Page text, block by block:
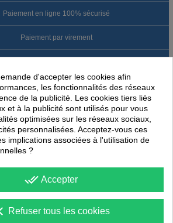
Paiement en ligne 100% sécurisé
Paiement par virement
QUE CES ARTICLES
VOUS INTÉRESSER
- 40% PROMOTION
d'accepter les cookies afin
les fonctionnalités des réseaux
de la publicité. Les cookies tiers liés
et à la publicité sont utilisés pour vous
optimisées sur les réseaux sociaux,
personnalisées. Acceptez-vous ces
implications associées à l'utilisation de
?
done_all Accepter
Refuser tous les cookies